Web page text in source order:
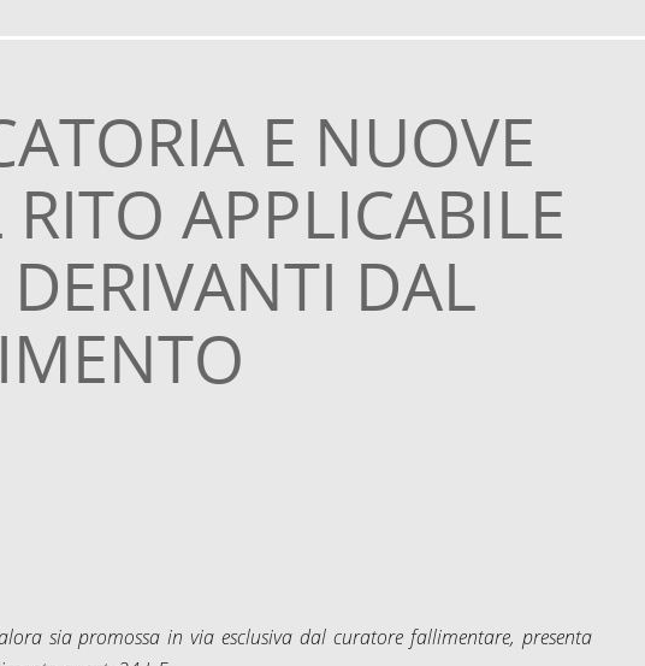
E NUOVE
APPLICABILE
DAL
sia promossa in via esclusiva dal curatore fallimentare, presenta